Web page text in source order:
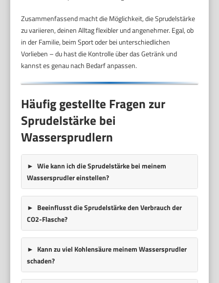
Zusammenfassend macht die Möglichkeit, die Sprudelstärke
zu variieren, deinen Alltag flexibler und angenehmer. Egal, ob
in der Familie, beim Sport oder bei unterschiedlichen
Vorlieben – du hast die Kontrolle über das Getränk und
kannst es genau nach Bedarf anpassen.
Häufig gestellte Fragen zur
Sprudelstärke bei
Wassersprudlern
Wie kann ich die Sprudelstärke bei meinem
Wassersprudler einstellen?
Beeinflusst die Sprudelstärke den Verbrauch der
CO2-Flasche?
Kann zu viel Kohlensäure meinem Wassersprudler
schaden?